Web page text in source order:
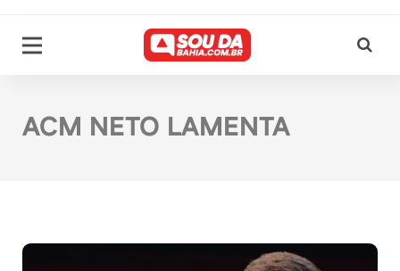
ACM NETO LAMENTA